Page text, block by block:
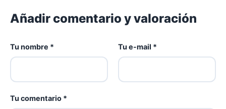
Añadir comentario y valoración
Tu nombre * Tu e-mail *
Tu comentario *